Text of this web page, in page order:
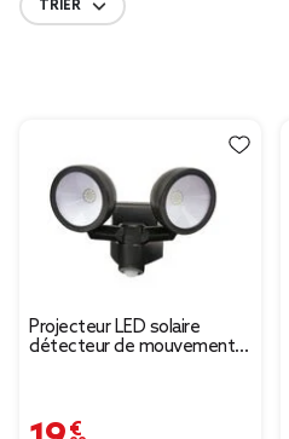
TRIER
Projecteur LED solaire
détecteur de mouvement 2
19,99 €